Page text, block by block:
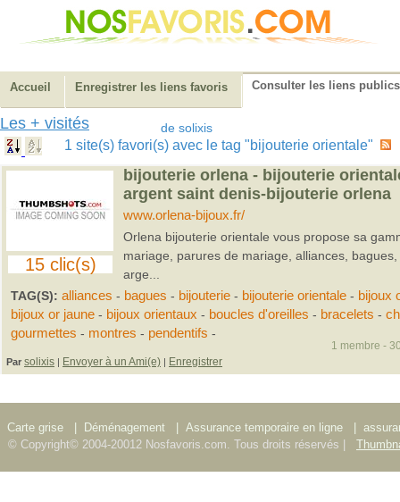
Accueil Enregistrer les liens favoris Consulter les liens publics
Les + visités de solixis
1 site(s) favori(s) avec le tag "bijouterie orientale"
15 clic(s)
bijouterie orlena - bijouterie
argent saint denis-bijouterie orlena
www.orlena-bijoux.fr/
Orlena bijouterie orientale vous propose sa
mariage, parures de mariage, alliances,
arge...
TAG(S): alliances - bagues - bijouterie - bijouterie orientale - bijoux
bijoux or jaune - bijoux orientaux - boucles d'oreilles - bracelets -
gourmettes - montres - pendentifs -
Par solixis | Envoyer à un Ami(e) | Enregistrer
1 membre -
Carte grise Déménagement Assurance temporaire en ligne
© Copyright© 2004-20012 Nosfavoris.com. Tous droits réservés |